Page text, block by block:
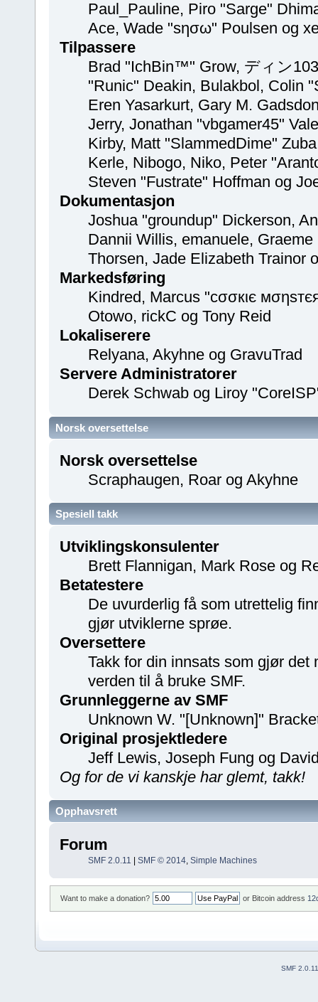
Paul_Pauline, Piro "Sarge"
Ace, Wade "sησω" Poulsen og
Tilpassere
Brad "IchBin™" Grow, ディン
"Runic" Deakin, Bulakbol, Colin
Eren Yasarkurt, Gary M.
Jerry, Jonathan "vbgamer45"
Kirby, Matt "SlammedDime"
Kerle, Nibogo, Niko, Peter
Steven "Fustrate" Hoffman og
Dokumentasjon
Joshua "groundup" Dickerson,
Dannii Willis, emanuele,
Thorsen, Jade Elizabeth Trainor
Markedsføring
Kindred, Marcus "cσσкιє
Otowo, rickC og Tony Reid
Lokaliserere
Relyana, Akyhne og GravuTrad
Servere Administratorer
Derek Schwab og Liroy
Norsk oversettelse
Norsk oversettelse
Scraphaugen, Roar og Akyhne
Spesiell takk
Utviklingskonsulenter
Brett Flannigan, Mark Rose og
Betatestere
De uvurderlig få som utrettelig
gjør utviklerne sprøe.
Oversettere
Takk for din innsats som gjør det
verden til å bruke SMF.
Grunnleggerne av SMF
Unknown W. "[Unknown]"
Original prosjektledere
Jeff Lewis, Joseph Fung og
Og for de vi kanskje har glemt, takk!
Opphavsrett
Forum
SMF 2.0.11 | SMF © 2014, Simple Machines
Want to make a donation? or Bitcoin address
SMF 2.0.11